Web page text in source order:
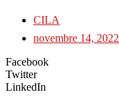
CILA
novembre 14, 2022
Facebook
Twitter
LinkedIn